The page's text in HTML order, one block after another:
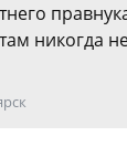
никогда